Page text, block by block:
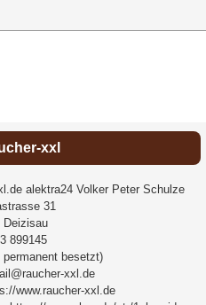
xxl
alektra24 Volker Peter Schulze
31
Deizisau
899145
permanent besetzt)
xxl.de
www.raucher-xxl.de